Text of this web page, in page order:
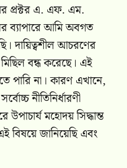
প্রক্টর এ. এফ. এম.
ব্যাপারে আমি অবগত
দায়িত্বশীল আচরণের
বন্ধ করেছে। এই
পারি না। কারণ এখানে,
নীতিনির্ধারণী
মহোদয় সিদ্ধান্ত
বিষয়ে জানিয়েছি এবং